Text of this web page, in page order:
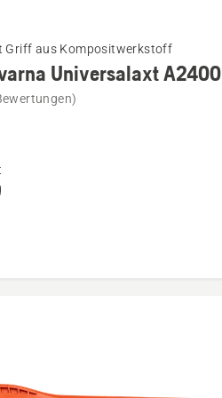
Griff aus Kompositwerkstoff
Universalaxt A2400